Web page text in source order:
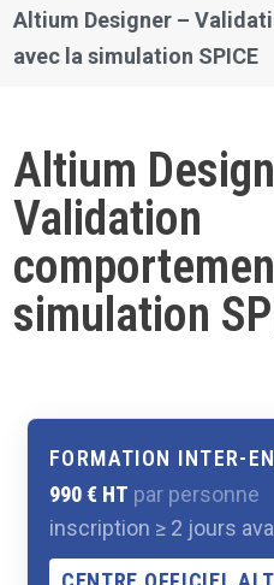
Altium Designer –
avec la simulation SPICE
Altium
Validation
simulation
FORMATION INTER-
990 € HT par personne
inscription ≥ 2 jours